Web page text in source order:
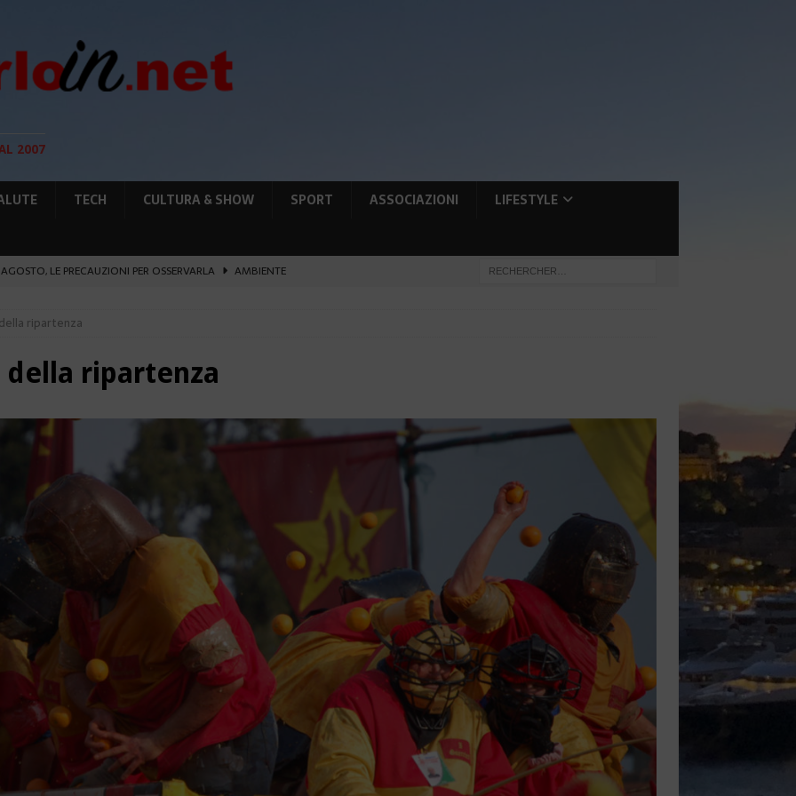
2007
TECH CULTURA & SHOW SPORT ASSOCIAZIONI
LIFESTYLE
LE PRECAUZIONI PER OSSERVARLA
AMBIENTE
ad Auschwitz-Birkenau
PORTO IL 1° MONACO ATHLETICS FESTIVAL
RAFFORZANO LA COOPERAZIONE
ripartenza
ripartenza